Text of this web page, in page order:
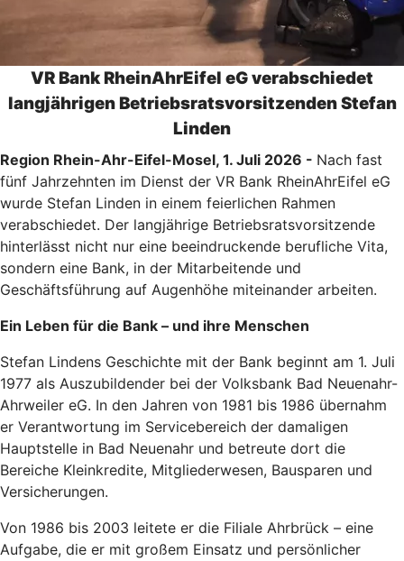
VR Bank RheinAhrEifel eG verabschiedet
langjährigen Betriebsratsvorsitzenden Stefan
Linden
Region Rhein-Ahr-Eifel-Mosel, 1. Juli 2026 - Nach fast
fünf Jahrzehnten im Dienst der VR Bank RheinAhrEifel eG
wurde Stefan Linden in einem feierlichen Rahmen
verabschiedet. Der langjährige Betriebsratsvorsitzende
hinterlässt nicht nur eine beeindruckende berufliche Vita,
sondern eine Bank, in der Mitarbeitende und
Geschäftsführung auf Augenhöhe miteinander arbeiten.
Ein Leben für die Bank – und ihre Menschen
Stefan Lindens Geschichte mit der Bank beginnt am 1. Juli
1977 als Auszubildender bei der Volksbank Bad Neuenahr-
Ahrweiler eG. In den Jahren von 1981 bis 1986 übernahm
er Verantwortung im Servicebereich der damaligen
Hauptstelle in Bad Neuenahr und betreute dort die
Bereiche Kleinkredite, Mitgliederwesen, Bausparen und
Versicherungen.
Von 1986 bis 2003 leitete er die Filiale Ahrbrück – eine
Aufgabe, die er mit großem Einsatz und persönlicher